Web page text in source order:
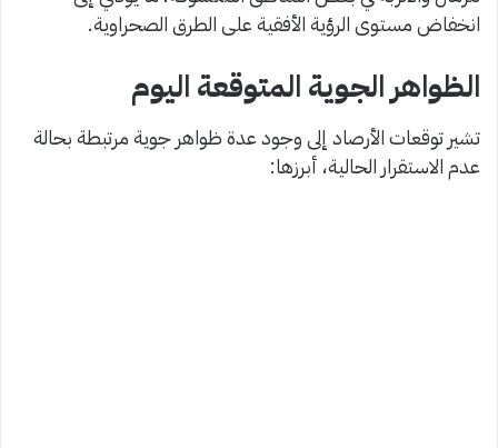
انخفاض مستوى الرؤية الأفقية على الطرق الصحراوية.
الظواهر الجوية المتوقعة اليوم
تشير توقعات الأرصاد إلى وجود عدة ظواهر جوية مرتبطة بحالة
عدم الاستقرار الحالية، أبرزها: